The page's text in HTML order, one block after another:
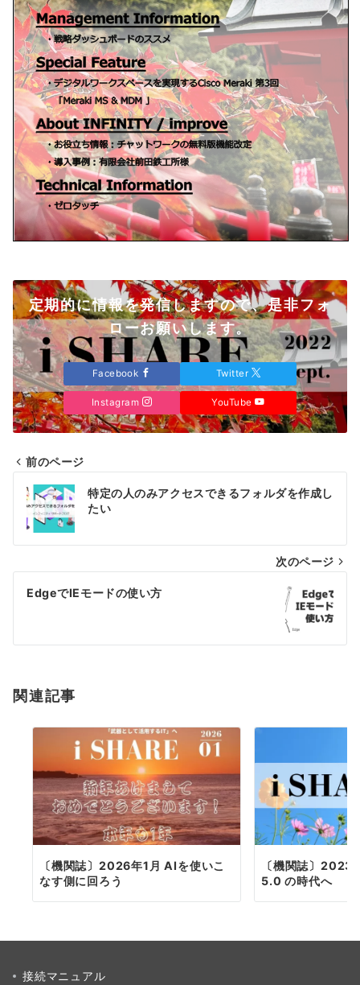
定期的に情報を発信しますので、是非フォ
ローお願いします。
Facebook Twitter
Instagram YouTube
投
稿
ナ
ビ
ゲ
シ
ン
前のページ
特定の人のみアクセスできるフォルダを作成し
たい
次のページ
EdgeでIEモードの使い方
関連記事
〔機関誌〕2026年1月 AIを使いこ
なす側に回ろう
〔機関誌〕
5.0 の時代へ
接続マニュアル